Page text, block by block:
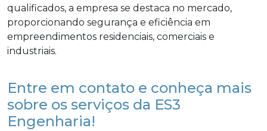
qualificados, a empresa se destaca no mercado,
proporcionando segurança e eficiência em
empreendimentos residenciais, comerciais e
industriais.
Entre em contato e conheça mais
sobre os serviços da ES3
Engenharia!